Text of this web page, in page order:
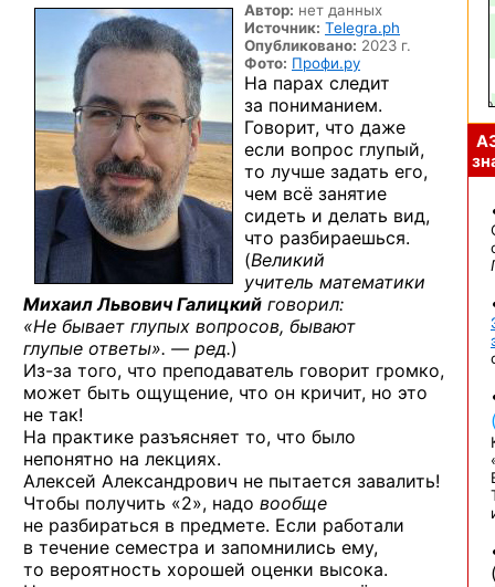
Автор: нет данных
Источник: Telegra.ph
Опубликовано: 2023 г.
Фото: Профи.ру
На парах следит
за пониманием.
Говорит, что даже
если вопрос глупый,
то лучше задать его,
чем всё занятие
сидеть и делать вид,
что разбираешься.
(Великий
учитель математики
Михаил Львович Галицкий говорил:
«Не бывает глупых вопросов, бывают
глупые ответы». — ред.)
Из-за того, что преподаватель говорит громко,
может быть ощущение, что он кричит, но это
не так!
На практике разъясняет то, что было
непонятно на лекциях.
Алексей Александрович не пытается завалить!
Чтобы получить «2», надо вообще
не разбираться в предмете. Если работали
в течение семестра и запомнились ему,
то вероятность хорошей оценки высока.